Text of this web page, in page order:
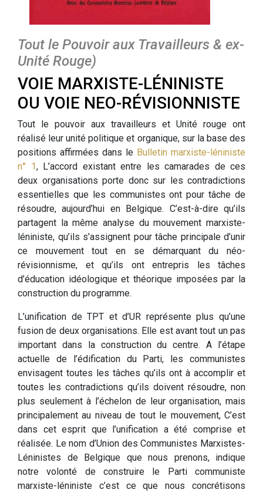
Tout le Pouvoir aux Travailleurs & ex-
Unité Rouge)
VOIE MARXISTE-LÉNINISTE
OU VOIE NEO-RÉVISIONNISTE
Tout le pouvoir aux travailleurs et Unité rouge ont
réalisé leur unité politique et organique, sur la base des
positions affirmées dans le Bulletin marxiste-léniniste
n° 1, L’accord existant entre les camarades de ces
deux organisations porte donc sur les contradictions
essentielles que les communistes ont pour tâche de
résoudre, aujourd’hui en Belgique. C’est-à-dire qu’ils
partagent la même analyse du mouvement marxiste-
léniniste, qu’ils s’assignent pour tâche principale d’unir
ce mouvement tout en se démarquant du néo-
révisionnisme, et qu’ils ont entrepris les tâches
d’éducation idéologique et théorique imposées par la
construction du programme.
L’unification de TPT et d’UR représente plus qu’une
fusion de deux organisations. Elle est avant tout un pas
important dans la construction du centre. A l’étape
actuelle de l’édification du Parti, les communistes
envisagent toutes les tâches qu’ils ont à accomplir et
toutes les contradictions qu’ils doivent résoudre, non
plus seulement à l’échelon de leur organisation, mais
principalement au niveau de tout le mouvement, C’est
dans cet esprit que l’unification a été comprise et
réalisée. Le nom d’Union des Communistes Marxistes-
Léninistes de Belgique que nous prenons, indique
notre volonté de construire le Parti communiste
marxiste-léniniste c’est ce que nous concrétisons